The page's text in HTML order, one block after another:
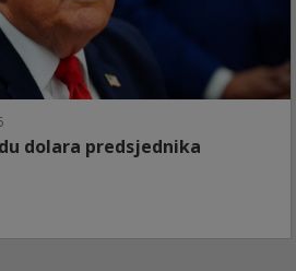
dolara predsjednika